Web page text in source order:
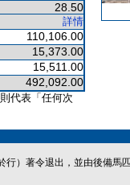
28.50
詳情
110,106.00
15,373.00
15,511.00
492,092.00
代表「任何次
行）著令退出，並由後備馬